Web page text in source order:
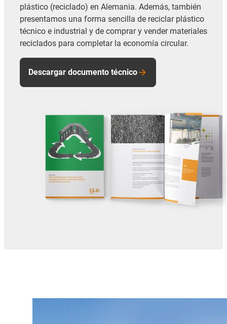
plástico (reciclado) en Alemania. Además, también
presentamos una forma sencilla de reciclar plástico
técnico e industrial y de comprar y vender materiales
reciclados para completar la economía circular.
Descargar documento técnico